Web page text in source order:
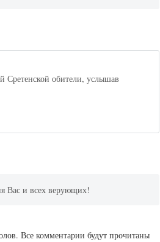
Сретенской обители, услышав
Вас и всех верующих!
Все комментарии будут прочитаны